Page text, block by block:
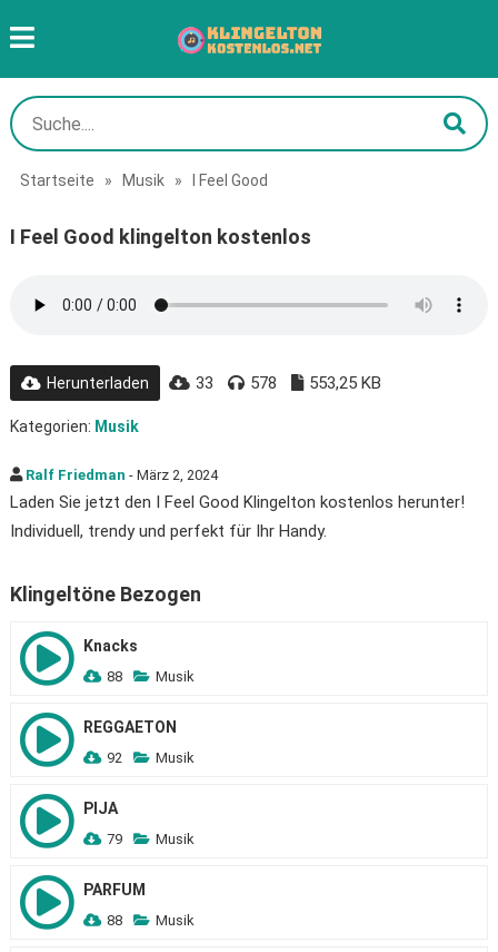
Startseite » Musik » I Feel Good
I Feel Good klingelton kostenlos
Herunterladen 33 578 553,25 KB
Kategorien: Musik
Ralf Friedman - März 2, 2024
Laden Sie jetzt den I Feel Good Klingelton kostenlos herunter!
Individuell, trendy und perfekt für Ihr Handy.
Klingeltöne Bezogen
Knacks
88 Musik
REGGAETON
92 Musik
PIJA
79 Musik
PARFUM
88 Musik